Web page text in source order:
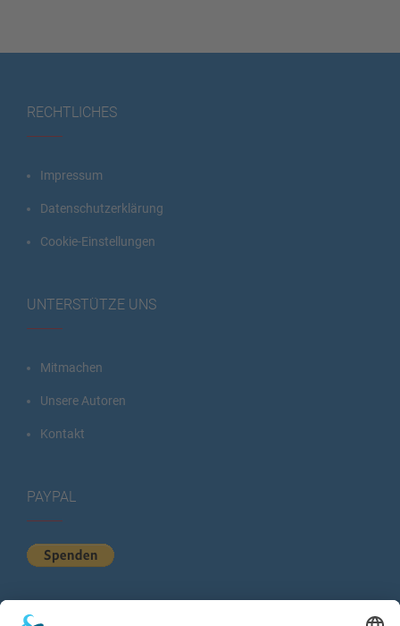
RECHTLICHES
Impressum
Datenschutzerklärung
Cookie-Einstellungen
UNTERSTÜTZE UNS
Mitmachen
Unsere Autoren
Kontakt
PAYPAL
KURZSTATISTIK